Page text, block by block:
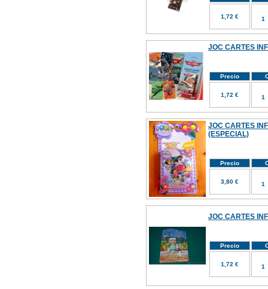
1,72 €
JOC CARTES
Precio
1,72 €
JOC CARTES
(ESPECIAL)
Precio
3,80 €
JOC CARTES
Precio
1,72 €